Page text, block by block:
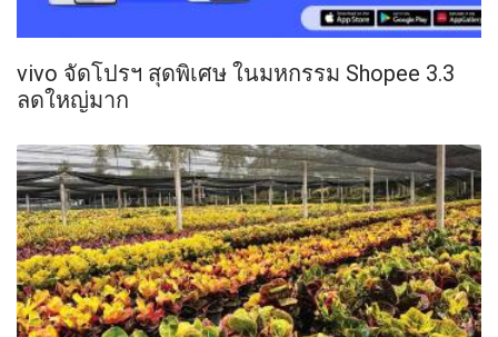
vivo จัดโปรฯ สุดพิเศษ ในมหกรรม Shopee 3.3
ลดใหญ่มาก